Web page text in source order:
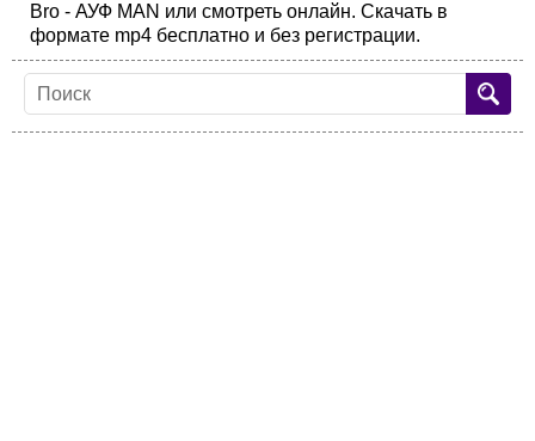
Bro - АУФ МАN или смотреть онлайн. Скачать в
формате mp4 бесплатно и без регистрации.